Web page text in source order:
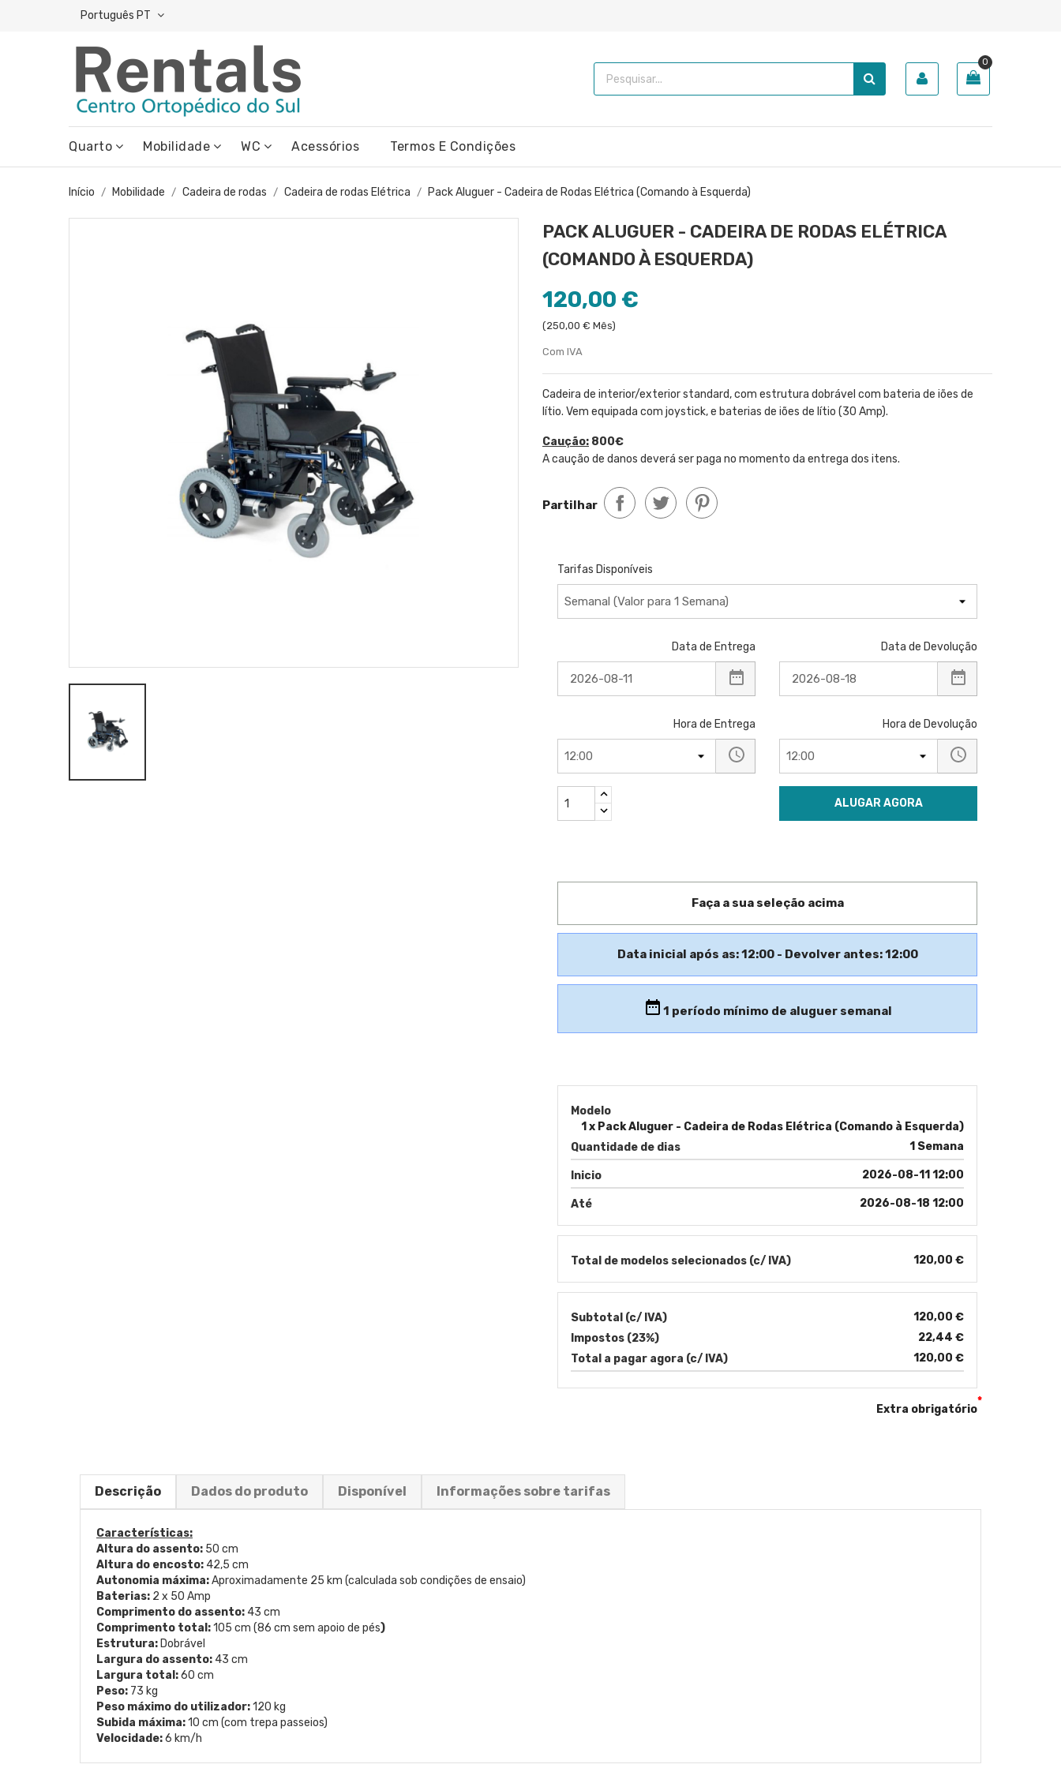
Português PT
0
Quarto Mobilidade WC Acessórios Termos E Condições
Início Mobilidade Cadeira de rodas Cadeira de rodas Elétrica Pack Aluguer - Cadeira de Rodas Elétrica (Comando à Esquerda)
PACK ALUGUER - CADEIRA DE RODAS ELÉTRICA
(COMANDO À ESQUERDA)
120,00 €
(250,00 € Mês)
Com IVA
Cadeira de interior/exterior standard, com estrutura dobrável com bateria de iões de
lítio. Vem equipada com joystick, e baterias de iões de lítio (30 Amp).
Caução: 800€
A caução de danos deverá ser paga no momento da entrega dos itens.
Partilhar
Tarifas Disponíveis
Data de Entrega Data de Devolução
Hora de Entrega Hora de Devolução
ALUGAR AGORA
Faça a sua seleção acima
Data inicial após as: 12:00 - Devolver antes: 12:00
1 período mínimo de aluguer semanal
Modelo
1 x Pack Aluguer - Cadeira de Rodas Elétrica (Comando à Esquerda)
Quantidade de dias
1 Semana
Inicio 2026-08-11 12:00
Até 2026-08-18 12:00
Total de modelos selecionados (c/ IVA) 120,00 €
Subtotal (c/ IVA)
120,00 €
Impostos (23%)
22,44 €
Total a pagar agora (c/ IVA)
120,00 €
Extra obrigatório
*
Descrição Dados do produto Disponível Informações sobre tarifas
Características:
Altura do assento: 50 cm
Altura do encosto: 42,5 cm
Autonomia máxima:Aproximadamente 25 km (calculada sob condições de ensaio)
Baterias: 2 x 50 Amp
Comprimento do assento: 43 cm
Comprimento total:105 cm (86 cm sem apoio de pés)
Estrutura: Dobrável
Largura do assento: 43 cm
Largura total:60 cm
Peso: 73 kg
Peso máximo do utilizador:120 kg
Subida máxima:10 cm (com trepa passeios)
Velocidade:6 km/h